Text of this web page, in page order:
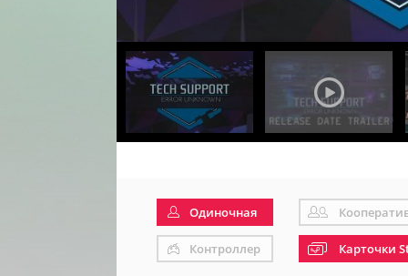
Одиночная
Контроллер Карточки